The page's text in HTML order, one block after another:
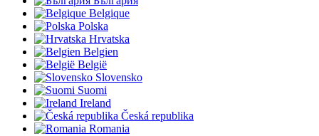
Belgique
Polska
Hrvatska
Belgien
België
Slovensko
Suomi
Ireland
Česká republika
Romania